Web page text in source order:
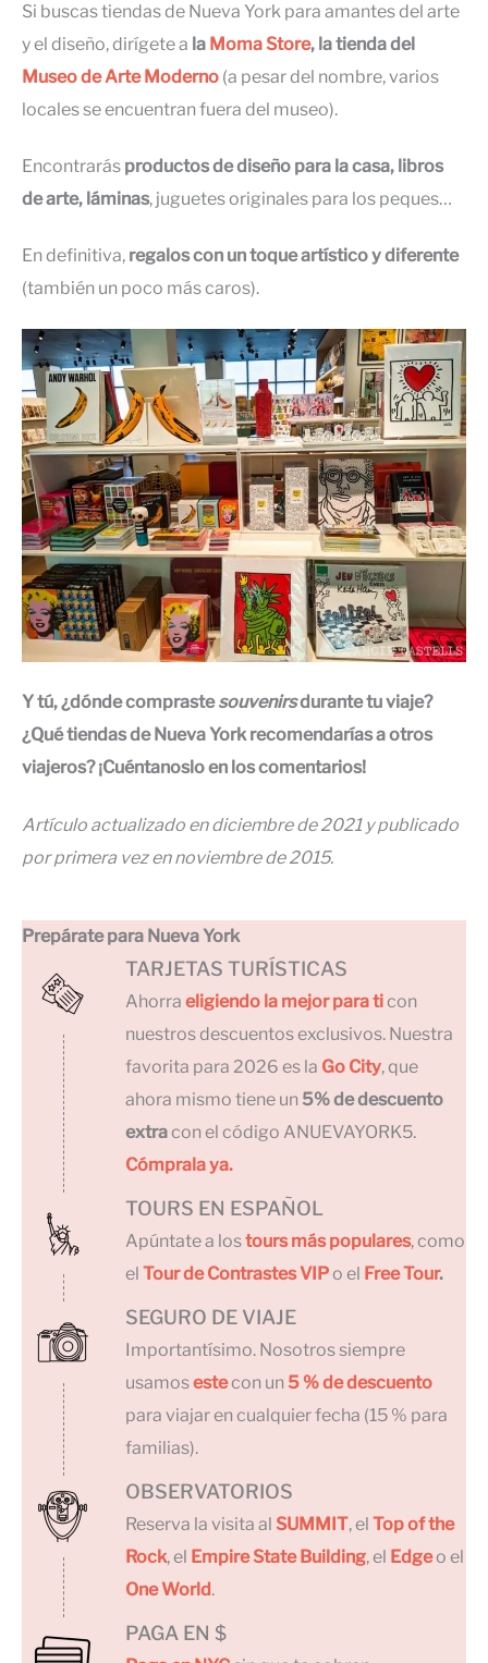
Si buscas tiendas de Nueva York para amantes del arte
y el diseño, dirígete a la Moma Store, la tienda del
Museo de Arte Moderno (a pesar del nombre, varios
locales se encuentran fuera del museo).
Encontrarás productos de diseño para la casa, libros
de arte, láminas, juguetes originales para los peques…
En definitiva, regalos con un toque artístico y diferente
(también un poco más caros).
Y tú, ¿dónde comprastesouvenirsdurante tu viaje?
¿Qué tiendas de Nueva York recomendarías a otros
viajeros? ¡Cuéntanoslo en los comentarios!
Artículo actualizado en diciembre de 2021 y publicado
por primera vez en noviembre de 2015.
Prepárate para Nueva York
TARJETAS TURÍSTICAS
Ahorra eligiendo la mejor para ticon
nuestros descuentos exclusivos. Nuestra
favorita para 2026 es la Go City, que
ahora mismo tiene un 5% de descuento
extracon el código ANUEVAYORK5.
Cómprala ya.
TOURS EN ESPAÑOL
Apúntate a lostours más populares, como
el Tour de Contrastes VIPo el Free Tour.
SEGURO DE VIAJE
Importantísimo. Nosotros siempre
usamosestecon un 5 % de descuento
para viajar en cualquier fecha (15 % para
familias).
OBSERVATORIOS
Reserva la visita al SUMMIT, el Top of the
Rock, el Empire State Building, el Edgeo el
One World.
PAGA EN $